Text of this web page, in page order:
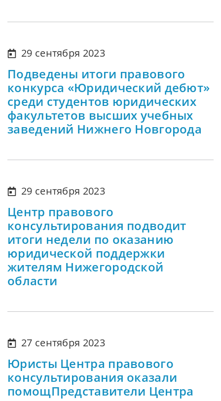
29 сентября 2023
Подведены итоги правового
конкурса «Юридический дебют»
среди студентов юридических
факультетов высших учебных
заведений Нижнего Новгорода
29 сентября 2023
Центр правового
консультирования подводит
итоги недели по оказанию
юридической поддержки
жителям Нижегородской
области
27 сентября 2023
Юристы Центра правового
консультирования оказали
помощПредставители Центра